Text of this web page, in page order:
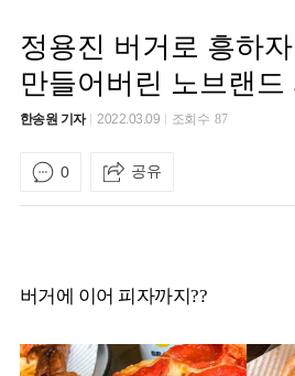
정용진 버거로 흥하
만들어버린 노브랜드
한송원 기자 2022.03.09 조회수87
0 공유
버거에 이어 피자까지??